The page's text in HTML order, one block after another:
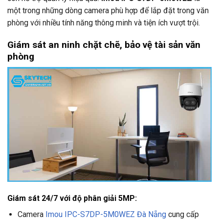
một trong những dòng camera phù hợp để lắp đặt trong văn
phòng với nhiều tính năng thông minh và tiện ích vượt trội.
Giám sát an ninh chặt chẽ, bảo vệ tài sản văn
phòng
Giám sát 24/7 với độ phân giải 5MP:
Camera Imou IPC-S7DP-5M0WEZ Đà Nẵngcung cấp